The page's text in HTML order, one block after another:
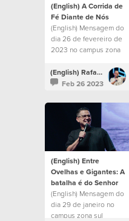
(English) A Corrida de
Fé Diante de Nós
(English) Mensagem do
dia 26 de fevereiro de
2023 no campus zona
(English) Rafael Bitencourt
Feb 26 2023
(English) Entre
Ovelhas e Gigantes: A
batalha é do Senhor
(English) Mensagem do
dia 29 de janeiro no
campus zona sul